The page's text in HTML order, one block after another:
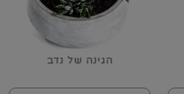
הגינה של נדב